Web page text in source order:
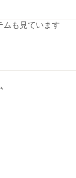
ムも見ています